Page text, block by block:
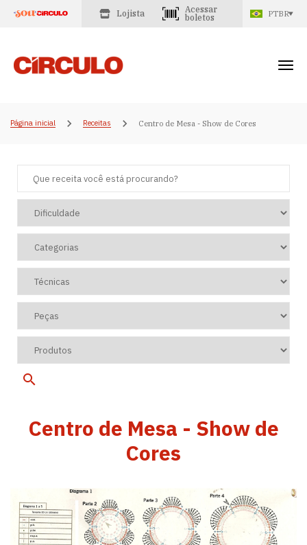
Lojista
Acessar
boletos
PTBR
Página inicial Receitas Centro de Mesa - Show de Cores
Centro de Mesa - Show de
Cores